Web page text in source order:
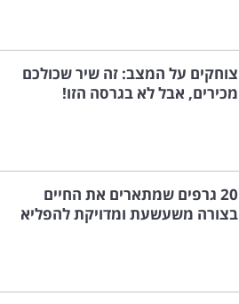
צוחקים על המצב: זה שיר שכולכם
מכירים, אבל לא בגרסה הזו!
20 גרפים שמתארים את החיים
בצורה משעשעת ומדויקת להפליא